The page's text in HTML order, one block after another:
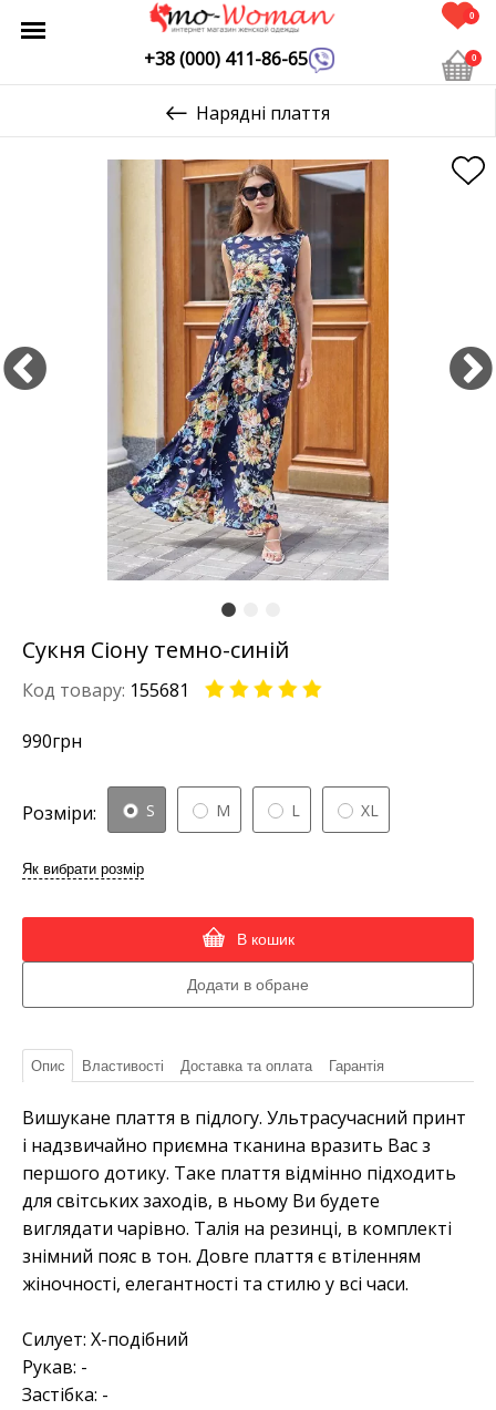
+38 (000) 411-86-65
0
0
Нарядні плаття
Сукня Сіону темно-синій
Код товару: 155681
990грн
Розміри: S M L XL
Як вибрати розмір
В кошик
Опис Властивості Доставка та оплата Гарантія
Вишукане плаття в підлогу. Ультрасучасний принт
і надзвичайно приємна тканина вразить Вас з
першого дотику. Таке плаття відмінно підходить
для світських заходів, в ньому Ви будете
виглядати чарівно. Талія на резинці, в комплекті
знімний пояс в тон. Довге плаття є втіленням
жіночності, елегантності та стилю у всі часи.
Силует: Х-подібний
Рукав: -
Застібка: -